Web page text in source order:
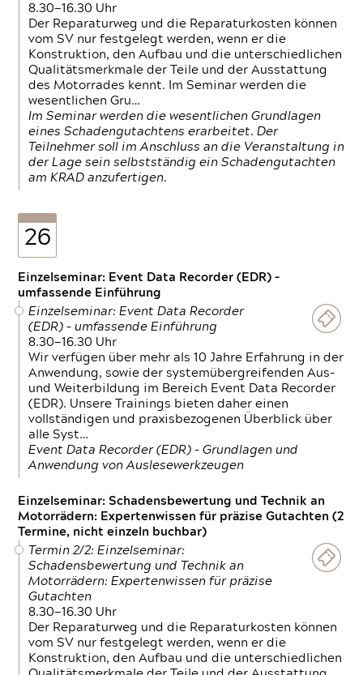
8.30—16.30 Uhr
Der Reparaturweg und die Reparaturkosten können
vom SV nur festgelegt werden, wenn er die
Konstruktion, den Aufbau und die unterschiedlichen
Qualitätsmerkmale der Teile und der Ausstattung
des Motorrades kennt. Im Seminar werden die
wesentlichen Gru…
Im Seminar werden die wesentlichen Grundlagen
eines Schadengutachtens erarbeitet. Der
Teilnehmer soll im Anschluss an die Veranstaltung in
der Lage sein selbstständig ein Schadengutachten
am KRAD anzufertigen.
26
Einzelseminar: Event Data Recorder (EDR) –
umfassende Einführung
Einzelseminar: Event Data Recorder
(EDR) – umfassende Einführung
8.30—16.30 Uhr
Wir verfügen über mehr als 10 Jahre Erfahrung in der
Anwendung, sowie der systemübergreifenden Aus-
und Weiterbildung im Bereich Event Data Recorder
(EDR). Unsere Trainings bieten daher einen
vollständigen und praxisbezogenen Überblick über
alle Syst…
Event Data Recorder (EDR) – Grundlagen und
Anwendung von Auslesewerkzeugen
Einzelseminar: Schadensbewertung und Technik an
Motorrädern: Expertenwissen für präzise Gutachten (2
Termine, nicht einzeln buchbar)
Termin 2/2: Einzelseminar:
Schadensbewertung und Technik an
Motorrädern: Expertenwissen für präzise
Gutachten
8.30—16.30 Uhr
Der Reparaturweg und die Reparaturkosten können
vom SV nur festgelegt werden, wenn er die
Konstruktion, den Aufbau und die unterschiedlichen